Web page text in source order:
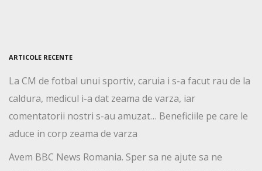
ARTICOLE RECENTE
La CM de fotbal unui sportiv, caruia i s-a facut rau de la
caldura, medicul i-a dat zeama de varza, iar
comentatorii nostri s-au amuzat… Beneficiile pe care le
aduce in corp zeama de varza
Avem BBC News Romania. Sper sa ne ajute sa ne